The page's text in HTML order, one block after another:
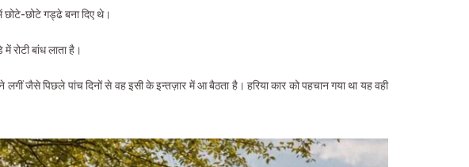
छोटे गड्ढे बना दिए थे।
रोटी बांध लाता है।
जैसे पिछले पांच दिनों से वह इसी के इन्तज़ार में आ बैठता है। हरिया कार को पहचान गया था यह वही